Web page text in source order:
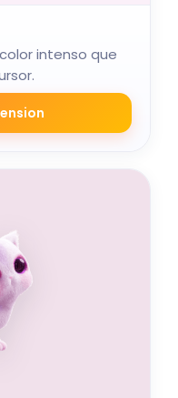
intenso que